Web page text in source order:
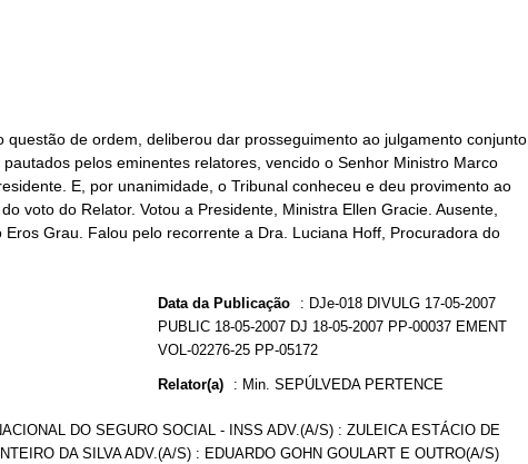
questão de ordem, deliberou dar prosseguimento ao julgamento conjunto
pelos eminentes relatores, vencido o Senhor Ministro Marco
E, por unanimidade, o Tribunal conheceu e deu provimento ao
voto do Relator. Votou a Presidente, Ministra Ellen Gracie. Ausente,
Grau. Falou pelo recorrente a Dra. Luciana Hoff, Procuradora do
Data da Publicação : DJe-018 DIVULG 17-05-2007
PUBLIC 18-05-2007 DJ 18-05-2007 PP-00037 EMENT
VOL-02276-25 PP-05172
Relator(a) : Min. SEPÚLVEDA PERTENCE
DO SEGURO SOCIAL - INSS ADV.(A/S) : ZULEICA ESTÁCIO DE
DA SILVA ADV.(A/S) : EDUARDO GOHN GOULART E OUTRO(A/S)